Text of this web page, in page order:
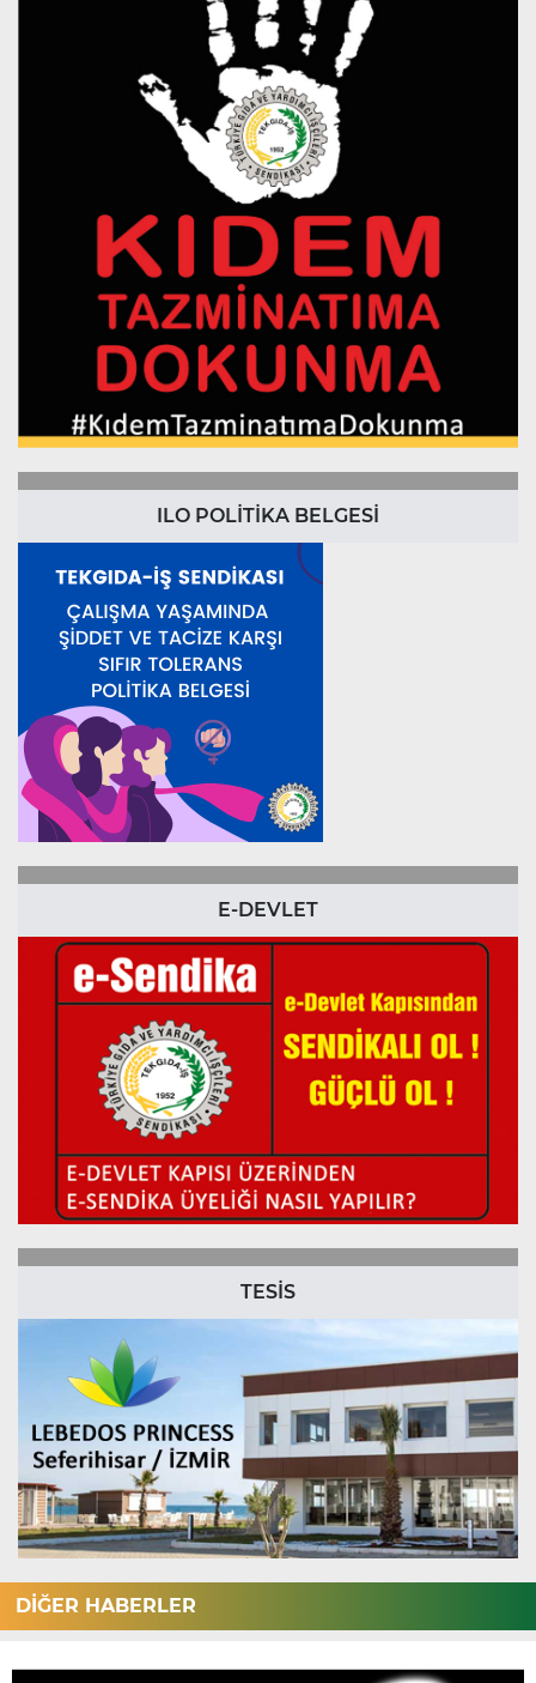
ILO POLİTİKA BELGESİ
E-DEVLET
TESİS
DİĞER HABERLER